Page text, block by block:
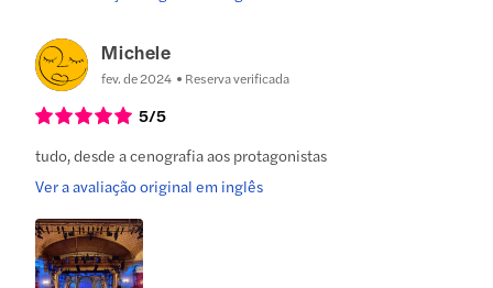
Michele
fev. de 2024 Reserva verificada
5/5
tudo, desde a cenografia aos protagonistas
Ver a avaliação original em inglês